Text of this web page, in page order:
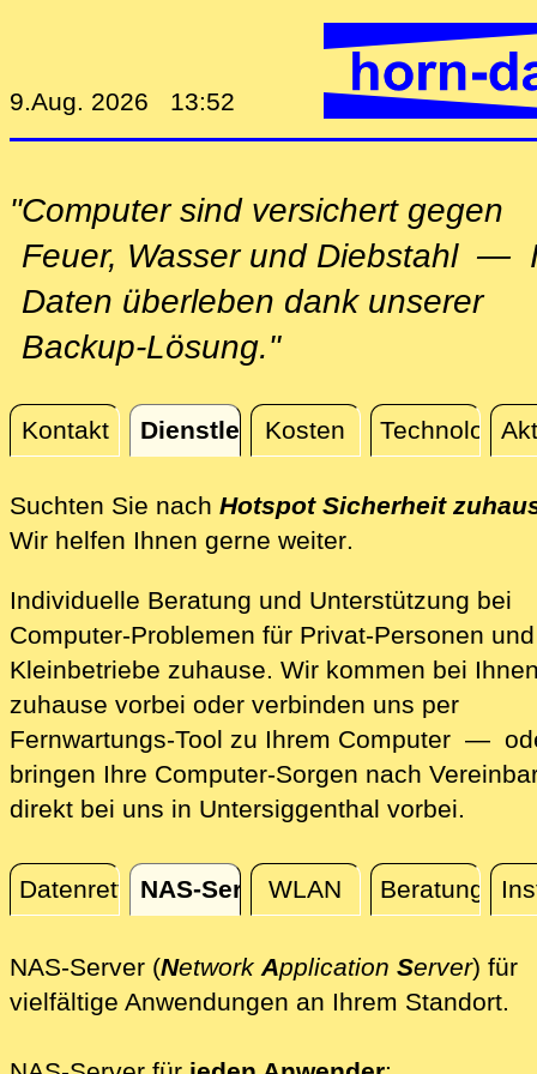
9.Aug. 2026 13:52
"Computer sind versichert gegen
Feuer, Wasser und Diebstahl —
Daten überleben dank unserer
Backup-Lösung."
Kontakt Dienstleistungen
Kosten Technologie
Dienstleistungen
Suchten Sie nach Hotspot Sicherheit
Wir helfen Ihnen gerne weiterdirekt vor Ort
.
Individuelle Beratung und Unterstützung bei
Computer-Problemen für Privat-Personen und
Kleinbetriebe zuhause. Wir kommen bei
zuhause vorbei oder verbinden uns per
Fernwartungs-Tool zu Ihrem Computer —
bringen Ihre Computer-Sorgen nach
direkt bei uns in Untersiggenthal vorbei.
DatenrettungNAS-ServerWLAN Beratung
NAS-Server
NAS-Server (NetworkApplication Server) für
vielfältige Anwendungen an Ihrem Standort.